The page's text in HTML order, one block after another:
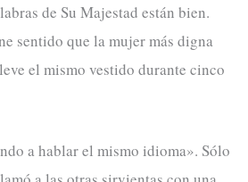
de Su Majestad están bien.
sentido que la mujer más digna
el mismo vestido durante cinco
a hablar el mismo idioma». Sólo